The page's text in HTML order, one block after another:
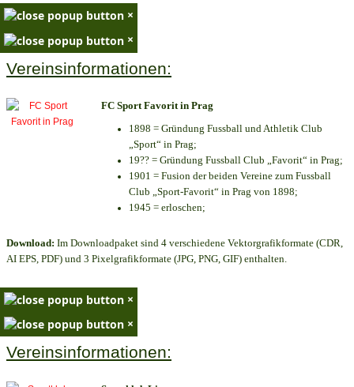
×
×
Vereinsinformationen:
FC Sport Favorit in Prag
1898 = Gründung Fussball und Athletik Club
„Sport“ in Prag;
19?? = Gründung Fussball Club „Favorit“ in Prag;
1901 = Fusion der beiden Vereine zum Fussball
Club „Sport-Favorit“ in Prag von 1898;
1945 = erloschen;
Download: Im Downloadpaket sind 4 verschiedene Vektorgrafikformate (CDR,
AI EPS, PDF) und 3 Pixelgrafikformate (JPG, PNG, GIF) enthalten.
×
×
Vereinsinformationen: